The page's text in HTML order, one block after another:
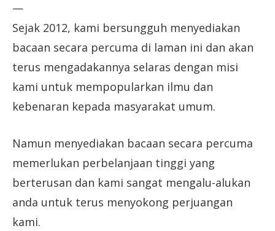
—
Sejak 2012, kami bersungguh menyediakan
bacaan secara percuma di laman ini dan akan
terus mengadakannya selaras dengan misi
kami untuk mempopularkan ilmu dan
kebenaran kepada masyarakat umum.
Namun menyediakan bacaan secara percuma
memerlukan perbelanjaan tinggi yang
berterusan dan kami sangat mengalu-alukan
anda untuk terus menyokong perjuangan
kami.